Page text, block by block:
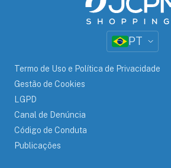
PT
Termo de Uso e Política de Privacidade
Gestão de Cookies
LGPD
Canal de Denúncia
Código de Conduta
Publicações